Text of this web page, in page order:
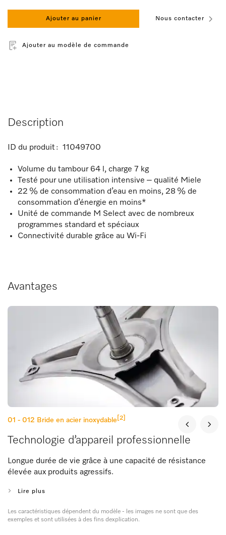
Ajouter au panier Nous contacter
Ajouter au modèle de commande
Description
ID du produit : 11049700
Volume du tambour 64 l, charge 7 kg
Testé pour une utilisation intensive – qualité Miele
22 % de consommation d’eau en moins, 28 % de
consommation d’énergie en moins*
Unité de commande M Select avec de nombreux
programmes standard et spéciaux
Connectivité durable grâce au Wi-Fi
Avantages
01 - 012 Bride en acier inoxydable [2]
Technologie d’appareil professionnelle
Longue durée de vie grâce à une capacité de résistance
élevée aux produits agressifs.
Lire plus
Les caractéristiques dépendent du modèle - les images ne sont que des
exemples et sont utilisées à des fins dexplication.